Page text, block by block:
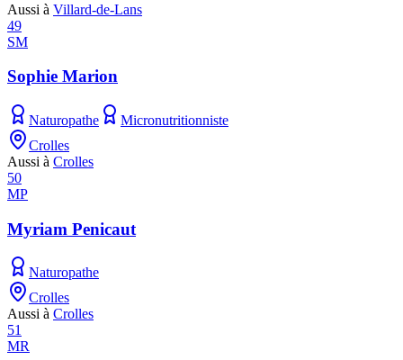
Aussi à Villard-de-Lans
49
SM
Sophie Marion
Naturopathe
Micronutritionniste
Crolles
Aussi à Crolles
50
MP
Myriam Penicaut
Naturopathe
Crolles
Aussi à Crolles
51
MR